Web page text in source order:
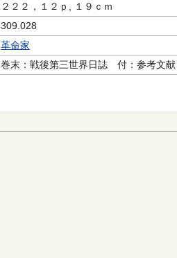
２２２，１２ｐ, １９ｃｍ
309.028
革命家
巻末：戦後第三世界日誌 付：参考文献